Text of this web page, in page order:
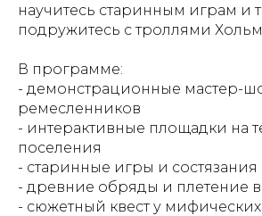
научитесь старинным играм и
подружитесь с троллями
В программе:
- демонстрационные мастер-
ремесленников
- интерактивные площадки на
поселения
- старинные игры и состязания
- древние обряды и плетение
- сюжетный квест у